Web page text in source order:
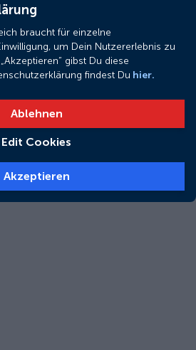
braucht für einzelne
um Dein Nutzererlebnis zu
gibst Du diese
findest Du hier.
Ablehnen
Edit Cookies
Akzeptieren